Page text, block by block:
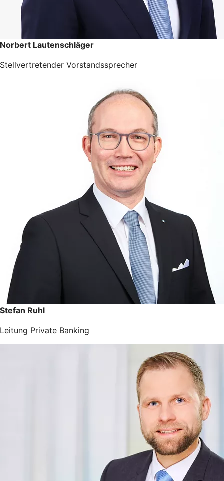
Norbert Lautenschläger
Stellvertretender Vorstandssprecher
Stefan Ruhl
Leitung Private Banking